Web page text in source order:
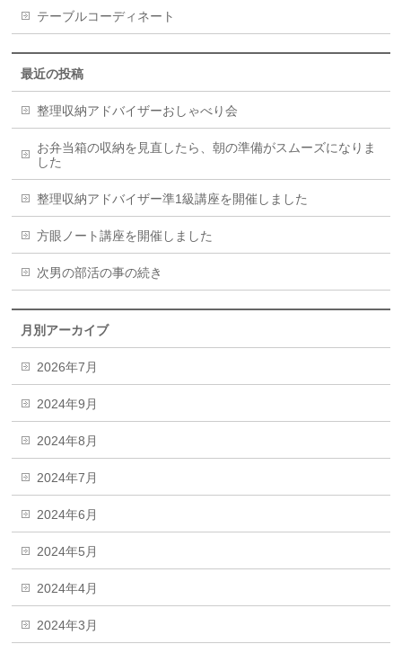
テーブルコーディネート
最近の投稿
整理収納アドバイザーおしゃべり会
お弁当箱の収納を見直したら、朝の準備がスムーズになりま
した
整理収納アドバイザー準1級講座を開催しました
方眼ノート講座を開催しました
次男の部活の事の続き
月別アーカイブ
2026年7月
2024年9月
2024年8月
2024年7月
2024年6月
2024年5月
2024年4月
2024年3月